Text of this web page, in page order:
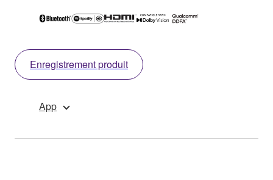
Enregistrement produit
App